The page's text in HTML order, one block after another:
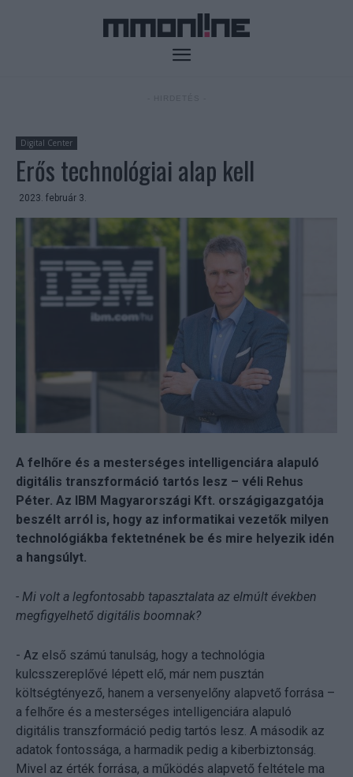
Digital Center
Erős technológiai alap kell
2023. február 3.
A felhőre és a mesterséges intelligenciára alapuló
digitális transzformáció tartós lesz – véli Rehus
Péter. Az IBM Magyarországi Kft. országigazgatója
beszélt arról is, hogy az informatikai vezetők milyen
technológiákba fektetnének be és mire helyezik idén
a hangsúlyt.
- Mi volt a legfontosabb tapasztalata az elmúlt években
megfigyelhető digitális boomnak?
- Az első számú tanulság, hogy a technológia
kulcsszereplővé lépett elő, már nem pusztán
költségtényező, hanem a versenyelőny alapvető forrása –
a felhőre és a mesterséges intelligenciára alapuló
digitális transzformáció pedig tartós lesz. A második az
adatok fontossága, a harmadik pedig a kiberbiztonság.
Mivel az érték forrása, a működés alapvető feltétele ma